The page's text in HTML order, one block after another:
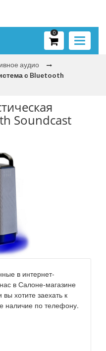
Toggle
0
аудио
с Bluetooth
Soundcast
в интернет-
в Салоне-магазине
хотите заехать к
наличие по телефону.